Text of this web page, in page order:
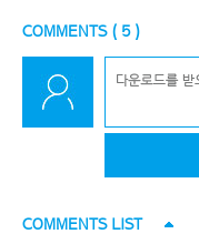
COMMENTS ( 5)
COMMENTS LIST